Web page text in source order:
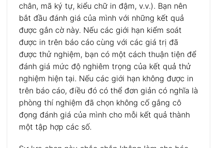
chân, mã ký tự, kiểu chữ in đậm, v.v.). Bạn nên
bắt đầu đánh giá của mình với những kết quả
được gắn cờ này. Nếu các giới hạn kiểm soát
được in trên báo cáo cùng với các giá trị đã
được thử nghiệm, bạn có một cách thuận tiện để
đánh giá mức độ nghiêm trọng của kết quả thử
nghiệm hiện tại. Nếu các giới hạn không được in
trên báo cáo, điều đó có thể đơn giản có nghĩa là
phòng thí nghiệm đã chọn không cố gắng cô
đọng đánh giá của mình cho mỗi kết quả thành
một tập hợp các số.